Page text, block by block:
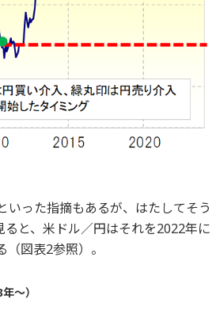
った指摘もあるが、はたしてそう
と、米ドル／円はそれを2022年に
図表2参照）。
～）